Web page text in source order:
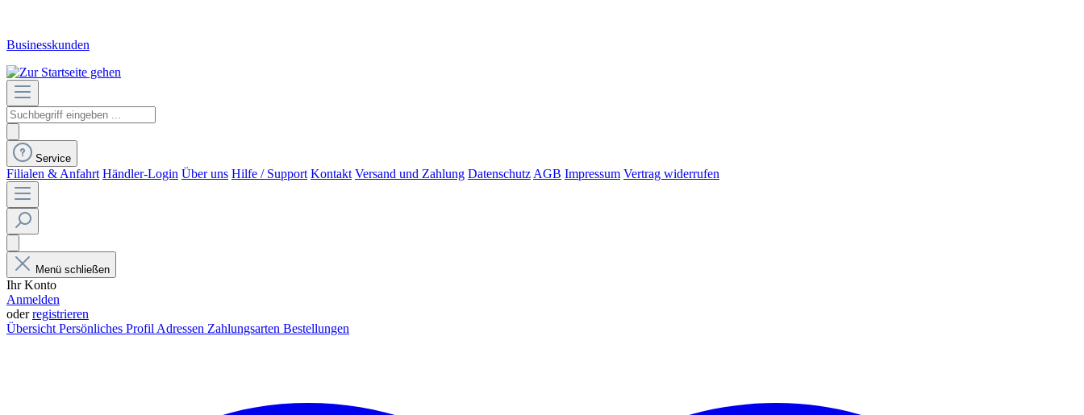
Businesskunden
Service
Filialen & Anfahrt Händler-Login Über uns Hilfe / Support Kontakt Versand und Zahlung DatenschutzAGB Impressum Vertrag widerrufen
Menü schließen
Ihr Konto
Anmelden
oderregistrieren
ÜbersichtPersönliches ProfilAdressen Zahlungsarten Bestellungen